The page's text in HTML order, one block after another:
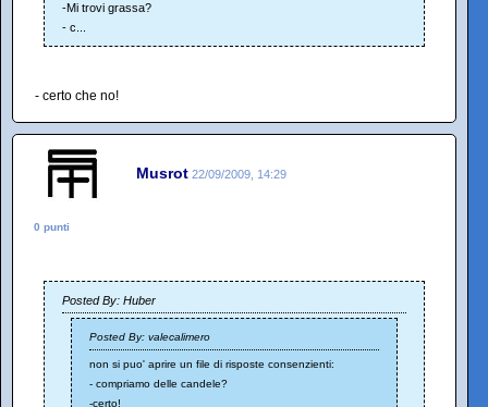
-Mi trovi grassa?
- c...
- certo che no!
Musrot 22/09/2009, 14:29
0 punti
Posted By: Huber
Posted By: valecalimero
non si puo' aprire un file di risposte consenzienti:
- compriamo delle candele?
-certo!